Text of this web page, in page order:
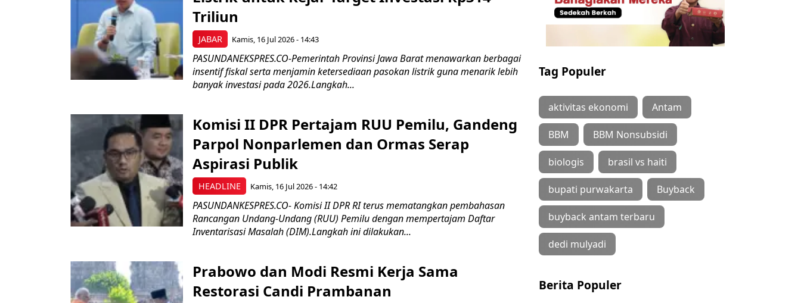
JABAR
Triliun
Kamis, 16 Jul 2026 - 14:43
PASUNDANEKSPRES.CO-Pemerintah Provinsi Jawa Barat menawarkan berbagai
insentif fiskal serta menjamin ketersediaan pasokan listrik guna menarik lebih
banyak investasi pada 2026.Langkah...
HEADLINE
Komisi II DPR Pertajam RUU Pemilu, Gandeng
Parpol Nonparlemen dan Ormas Serap
Aspirasi Publik
Kamis, 16 Jul 2026 - 14:42
PASUNDANKESPRES.CO- Komisi II DPR RI terus mematangkan pembahasan
Rancangan Undang-Undang (RUU) Pemilu dengan mempertajam Daftar
Inventarisasi Masalah (DIM).Langkah ini dilakukan...
Prabowo dan Modi Resmi Kerja Sama
Restorasi Candi Prambanan
Tag Populer
aktivitas ekonomi Antam
BBM BBM Nonsubsidi
biologis brasil vs haiti
bupati purwakarta Buyback
buyback antam terbaru
dedi mulyadi
Berita Populer